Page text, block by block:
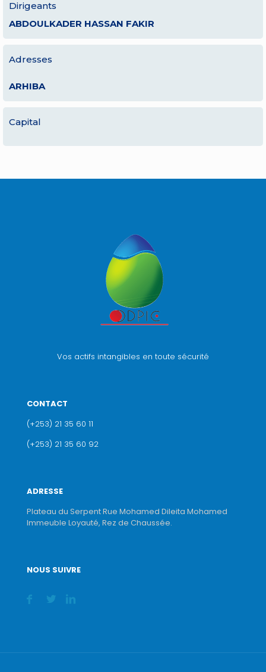
Dirigeants
ABDOULKADER HASSAN FAKIR
Adresses
ARHIBA
Capital
Vos actifs intangibles en toute sécurité
CONTACT
(+253) 21 35 60 11
(+253) 21 35 60 92
ADRESSE
Plateau du Serpent Rue Mohamed Dileita Mohamed
Immeuble Loyauté, Rez de Chaussée.
NOUS SUIVRE